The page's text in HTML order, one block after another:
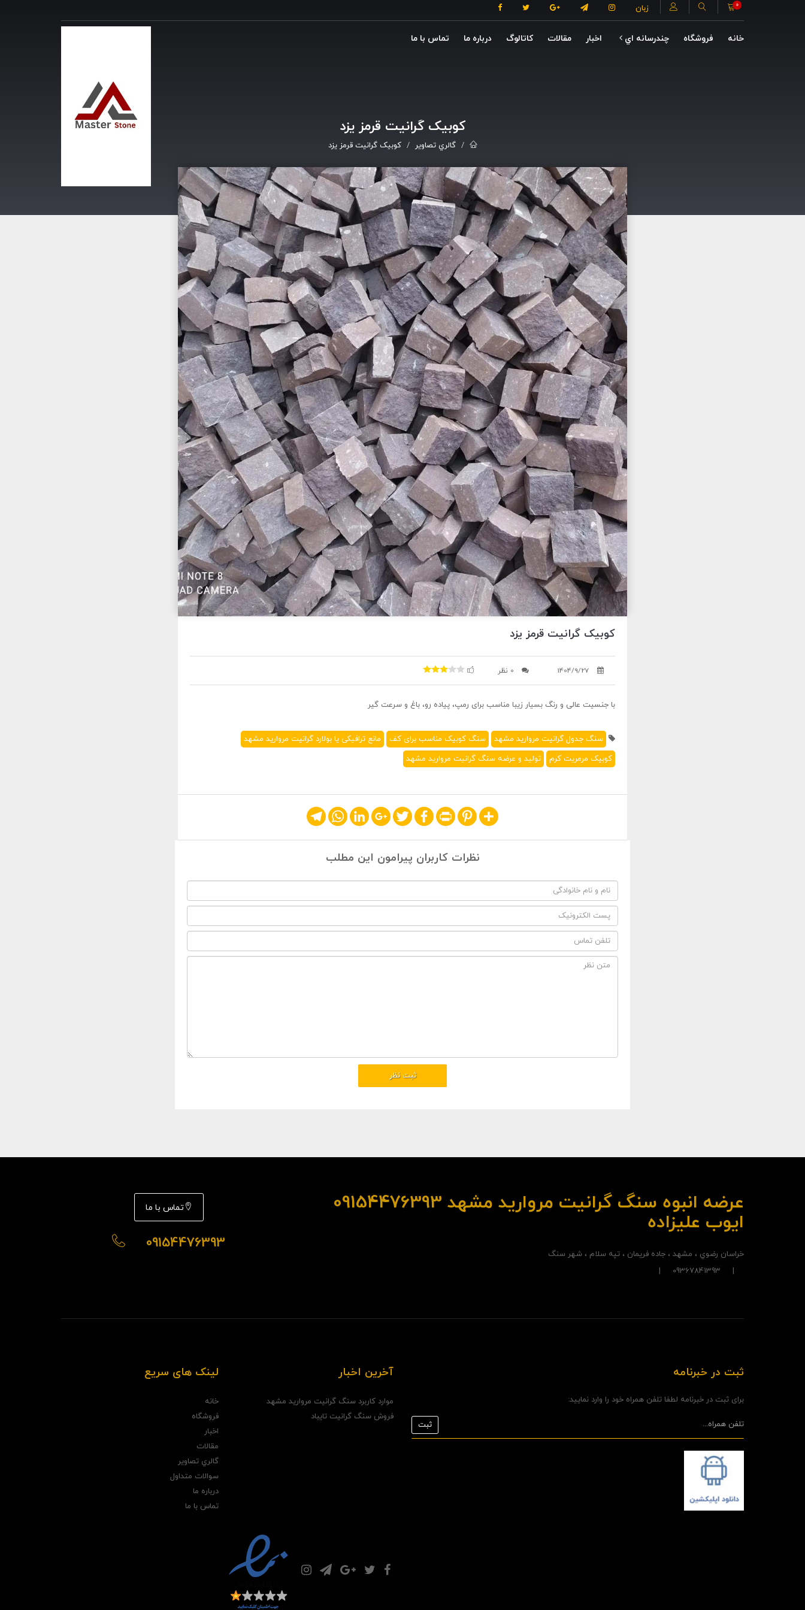
زبان 0
خانه فروشگاه چندرسانه اي اخبار مقالات کاتالوگ درباره ما تماس با ما
کوبیک گرانیت قرمز یزد
گالري تصاوير کوبیک گرانیت قرمز یزد
کوبیک گرانیت قرمز یزد
1404/9/27 0 نظر
با جنسیت عالی و رنگ بسیار زیبا مناسب برای رمپ، پیاده رو، باغ و سرعت گیر
سنگ جدول گرانیت مروارید مشهد سنگ کوبیک مناسب برای کف
مانع ترافیکی یا بولارد گرانیت مروارید مشهد
کوبیک مرمریت کرم
تولید و عرضه سنگ گرانیت مروارید مشهد
Share
Pinterest
Print
Facebook
Twitter
Google+
LinkedIn
WhatsApp
Telegram
نظرات کاربران پیرامون این مطلب
عرضه انبوه سنگ گرانیت مروارید مشهد 09154476393
ایوب علیزاده
خراسان رضوي ، مشهد ، جاده فريمان ، تپه سلام ، شهر سنگ
| 09367841393 |
تماس با ما
09154476393
لینک های سریع
خانه
فروشگاه
اخبار
مقالات
گالري تصاوير
سوالات متداول
درباره ما
تماس با ما
آخرین اخبار
موارد کاربرد سنگ گرانیت مروارید مشهد
فروش سنگ گرانیت تایباد
ثبت در خبرنامه
برای ثبت در خبرنامه لطفا تلفن همراه خود را وارد نمایید: